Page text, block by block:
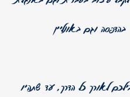
לאורך כל הדרך, עד שתהיו